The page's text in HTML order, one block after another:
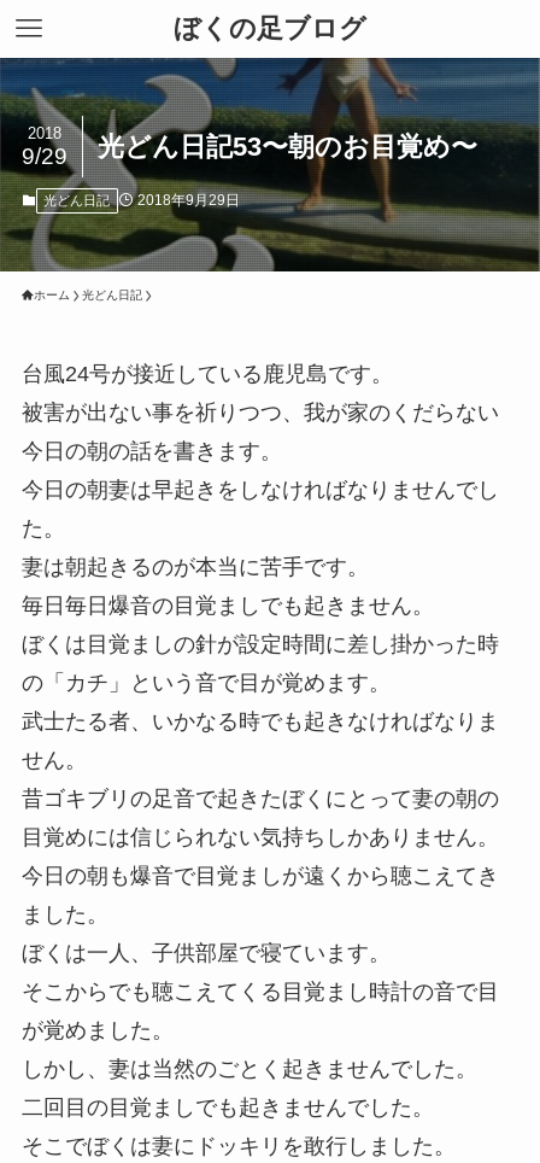
ぼくの足ブログ
光どん日記53〜朝のお目覚め〜
2018
9/29
光どん日記 2018年9月29日
ホーム 光どん日記
台風24号が接近している鹿児島です。
被害が出ない事を祈りつつ、我が家のくだらない
今日の朝の話を書きます。
今日の朝妻は早起きをしなければなりませんでし
た。
妻は朝起きるのが本当に苦手です。
毎日毎日爆音の目覚ましでも起きません。
ぼくは目覚ましの針が設定時間に差し掛かった時
の「カチ」という音で目が覚めます。
武士たる者、いかなる時でも起きなければなりま
せん。
昔ゴキブリの足音で起きたぼくにとって妻の朝の
目覚めには信じられない気持ちしかありません。
今日の朝も爆音で目覚ましが遠くから聴こえてき
ました。
ぼくは一人、子供部屋で寝ています。
そこからでも聴こえてくる目覚まし時計の音で目
が覚めました。
しかし、妻は当然のごとく起きませんでした。
二回目の目覚ましでも起きませんでした。
そこでぼくは妻にドッキリを敢行しました。